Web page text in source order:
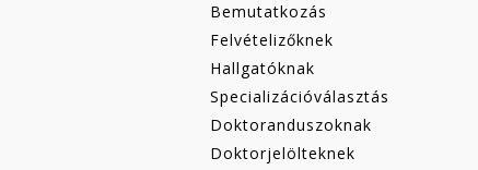
Bemutatkozás
Felvételizőknek
Hallgatóknak
Specializációválasztás
Doktoranduszoknak
Doktorjelölteknek